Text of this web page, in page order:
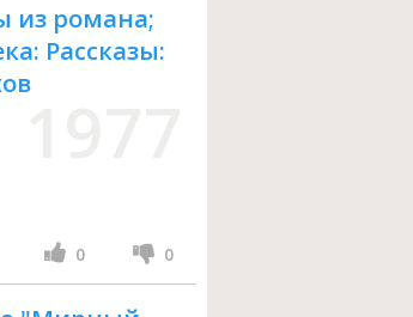
из романа;
Рассказы:
0 0